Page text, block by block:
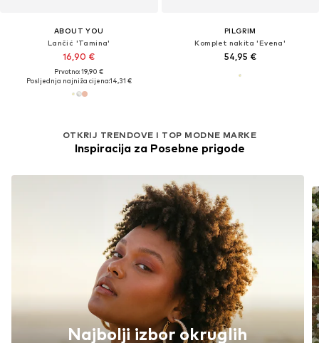
ABOUT YOU
Lančić 'Tamina'
16,90 €
Prvotno: 19,90 €
Posljednja najniža cijena:14,31 €
PILGRIM
Komplet nakita 'Evena'
54,95 €
OTKRIJ TRENDOVE I TOP MODNE MARKE
Inspiracija za Posebne prigode
Najbolji izbor okruglih